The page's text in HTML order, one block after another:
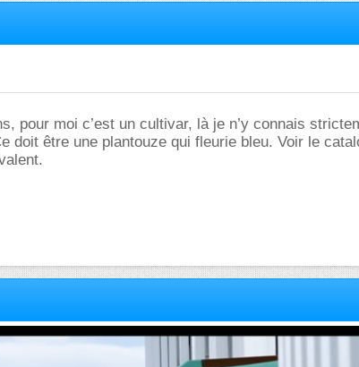
pour moi c’est un cultivar, là je n’y connais
doit être une plantouze qui fleurie bleu. Voir le